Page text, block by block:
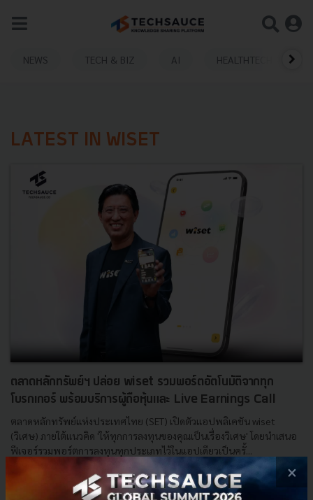
NEWS TECH & BIZ AI HEALTHTECH
LATEST IN WISET
ตลาดหลักทรัพย์ฯ ปล่อย wiset รวมพอร์ตอัตโนมัติจากทุก
โบรกเกอร์ พร้อมบริการผู้ถือหุ้นและ Live Earnings Call
ตลาดหลักทรัพย์แห่งประเทศไทย (SET) เปิดตัวแอปพลิเคชัน wiset
(วิเศษ) ภายใต้แนวคิด 'ให้ทุกการลงทุนของคุณเป็นเรื่องวิเศษ' โดยนำเสนอ
ฟีเจอร์รวมพอร์ตการลงทุนทุกประเภทไว้ในแอปเดียวเป็นครั้...
| ByTechsauce Team
×